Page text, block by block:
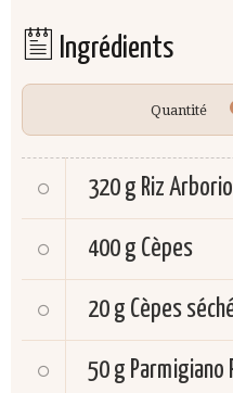
Ingrédients
Quantité
320 g Riz Arborio
400 g Cèpes
20 g Cèpes
50 g Parmigiano